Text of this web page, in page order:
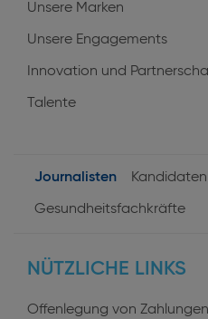
Unsere Marken
Unsere Engagements
Innovation und
Talente
User
Journalisten Kandidaten
Gesundheitsfachkräfte
NÜTZLICHE LINKS
Offenlegung von